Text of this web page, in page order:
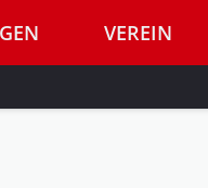
VEREIN